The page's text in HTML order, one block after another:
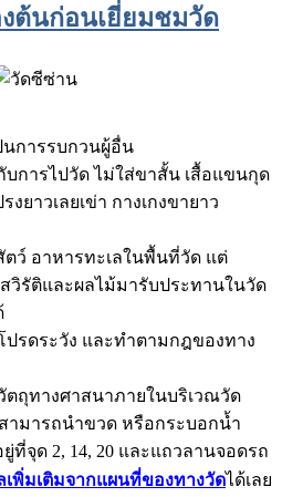
ต้นก่อนเยี่ยมชมวัด
นการรบกวนผู้อื่น
บการไปวัด ไม่ใส่ขาสั้น เสื้อแขนกุด
งยาวเลยเข่า กางเกงขายาว
ว์ อาหารทะเลในพื้นที่วัด แต่
วิรัติและผลไม้มารับประทานในวัด
รดระวัง และทำตามกฎของทาง
ถุทางศาสนาภายในบริเวณวัด
ามารถนำขวด หรือกระบอกน้ำ
ที่จุด 2, 14, 20 และแถวลานจอดรถ
พิ่มเติมจากแผนที่ของทางวัดได้เลย